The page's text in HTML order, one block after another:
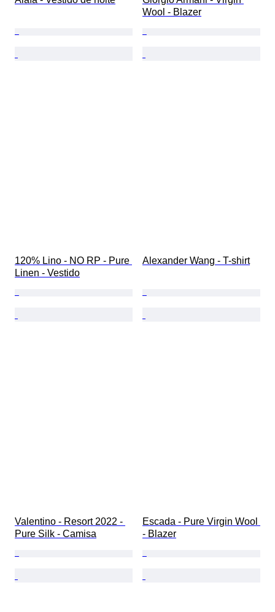
Wool - Blazer
120% Lino - NO RP - Pure
Linen - Vestido
Alexander Wang - T-shirt
Valentino - Resort 2022 -
Pure Silk - Camisa
Escada - Pure Virgin Wool
- Blazer